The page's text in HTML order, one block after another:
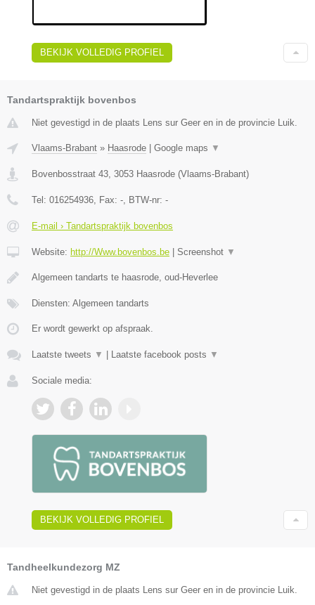
BEKIJK VOLLEDIG PROFIEL
Tandartspraktijk bovenbos
Niet gevestigd in de plaats Lens sur Geer en in de provincie Luik.
Vlaams-Brabant » Haasrode | Google maps ▼
Bovenbosstraat 43 3053 Haasrode (Vlaams-Brabant)
Tel: 016254936 , Fax: - , BTW-nr: -
E-mail › Tandartspraktijk bovenbos
Website: http://Www.bovenbos.be | Screenshot ▼
Algemeen tandarts te haasrode, oud-Heverlee
Diensten: Algemeen tandarts
Er wordt gewerkt op afspraak.
Laatste tweets ▼ | Laatste facebook posts ▼
Sociale media:
BEKIJK VOLLEDIG PROFIEL
Tandheelkundezorg MZ
Niet gevestigd in de plaats Lens sur Geer en in de provincie Luik.